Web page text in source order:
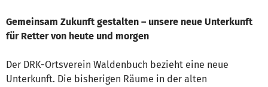
Gemeinsam Zukunft gestalten – unsere neue Unterkunft
für Retter von heute und morgen
Der DRK-Ortsverein Waldenbuch bezieht eine neue
Unterkunft. Die bisherigen Räume in der alten